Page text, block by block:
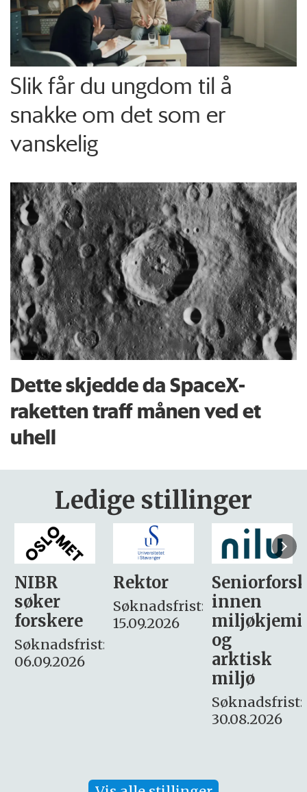
Slik får du ungdom til å
snakke om det som er
vanskelig
Dette skjedde da SpaceX-
raketten traff månen ved et
uhell
Ledige stillinger
Rektor
Søknadsfrist:
15.09.2026
Seniorforsker
innen
miljøkjemi
søker
– fast
Søknadsfrist:
16. august.